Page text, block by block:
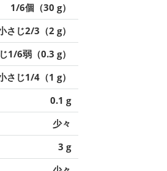
1/6個（30 g）
さじ2/3（2 g）
1/6弱（0.3 g）
さじ1/4（1 g）
0.1 g
少々
3 g